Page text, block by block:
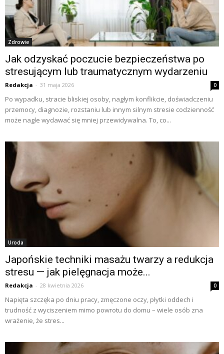
Zdrowie
Jak odzyskać poczucie bezpieczeństwa po
stresującym lub traumatycznym wydarzeniu
Redakcja - 31 maja 2026 0
Po wypadku, stracie bliskiej osoby, nagłym konflikcie, doświadczeniu
przemocy, diagnozie, rozstaniu lub innym silnym stresie codzienność
może nagle wydawać się mniej przewidywalna. To, co...
Uroda
Japońskie techniki masażu twarzy a redukcja
stresu — jak pielęgnacja może...
Redakcja - 28 kwietnia 2026 0
Napięta szczęka po dniu pracy, zmęczone oczy, płytki oddech i
trudność z wyciszeniem mimo powrotu do domu – wiele osób zna
wrażenie, że stres...